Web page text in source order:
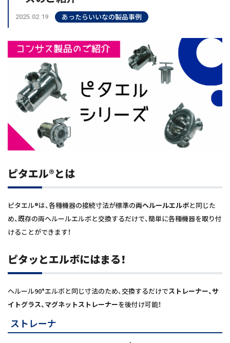
2025.02.19 あったらいいなの製品事例
ピタエル®とは
ピタエル®は、各種機器の接続寸法が標準の両ヘルールエルボと同じた
め、既存の両ヘルールエルボと交換するだけで、簡単に各種機器を取り付
けることができます！
ピタッとエルボにはまる！
ヘルール90°エルボと同じ寸法のため、交換するだけでストレーナー、サ
イトグラス、マグネットストレーナーを後付け可能！
ストレーナ